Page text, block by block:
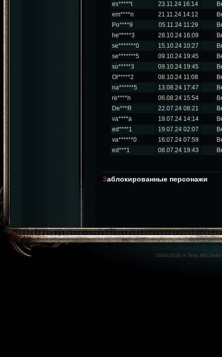
es*****t
23.11.24 16:14
em****n
21.11.24 14:12
Po****9
05.11.24 11:29
he*****3
28.10.24 16:09
se*******0
15.10.24 10:27
se*******5
09.10.24 19:45
so*****3
09.10.24 19:45
Ol*****2
08.10.24 11:08
na******5
13.08.24 17:47
re****n
06.08.24 15:54
De***R
22.07.24 08:21
va****a
19.07.24 14:14
ed****1
19.07.24 02:07
va******0
16.07.24 07:59
ed***1
08.07.24 19:43
Заблокированные персонажи
2009-2026 © Terra MU